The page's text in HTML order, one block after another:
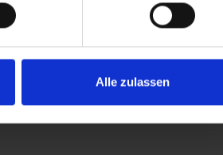
Alle zulassen